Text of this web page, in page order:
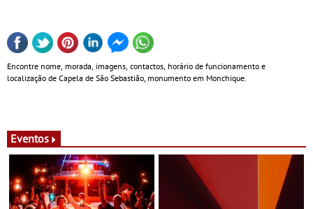
Encontre nome, morada, imagens, contactos, horário de funcionamento e
localização de Capela de São Sebastião, monumento em Monchique.
Eventos